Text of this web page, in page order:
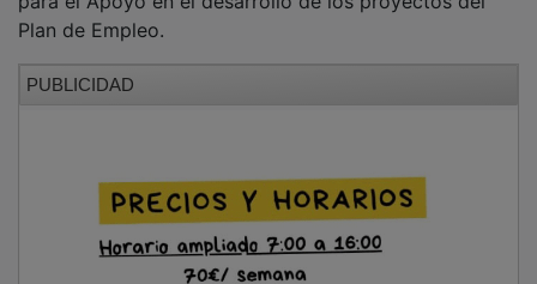
Plan de Empleo.